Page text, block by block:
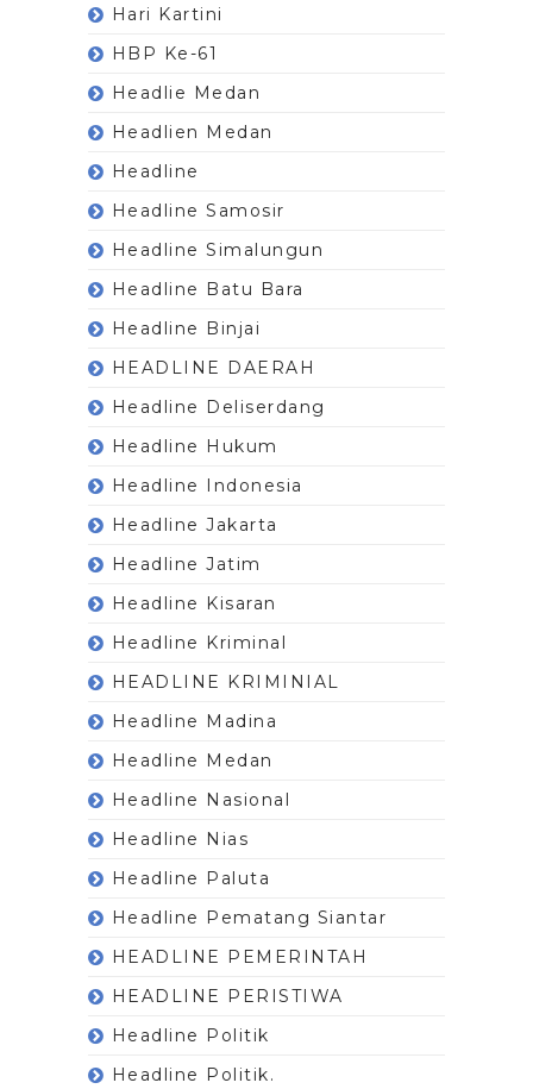
Hari Kartini
HBP Ke-61
Headlie Medan
Headlien Medan
Headline
Headline Samosir
Headline Simalungun
Headline Batu Bara
Headline Binjai
HEADLINE DAERAH
Headline Deliserdang
Headline Hukum
Headline Indonesia
Headline Jakarta
Headline Jatim
Headline Kisaran
Headline Kriminal
HEADLINE KRIMINIAL
Headline Madina
Headline Medan
Headline Nasional
Headline Nias
Headline Paluta
Headline Pematang Siantar
HEADLINE PEMERINTAH
HEADLINE PERISTIWA
Headline Politik
Headline Politik.